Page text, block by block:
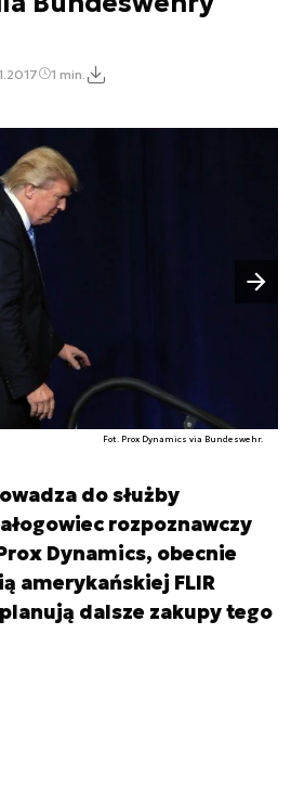
1 min.
Fot. Prox Dynamics via Bundeswehr.
Następny slajd
do służby
rozpoznawczy
Dynamics, obecnie
amerykańskiej FLIR
dalsze zakupy tego